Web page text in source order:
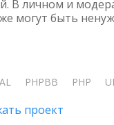
В личном и
могут быть
PHPBB PHP
проект